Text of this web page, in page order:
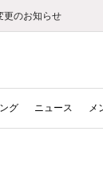
について
更のお知らせ
内
内に発送
！
ゼント
ゼント
について
グ ニュース メ